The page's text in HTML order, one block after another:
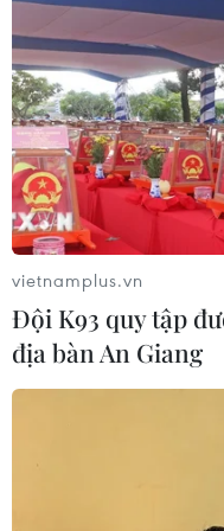
mặt bằng Dự án
LIG-Hướng Hóa 1
08/08/2026 02:33
Chủ tịch
niệm 70 năm Ngày
lượng Cảnh sát kinh
08/08/2026 01:59
Áp dụng "luồng
tư dự án hạ tầng
Đông Đắk Lắk
Quốc hội thảo luận
vietnamplus.vn
Đội K93 quy tập
địa bàn An Giang